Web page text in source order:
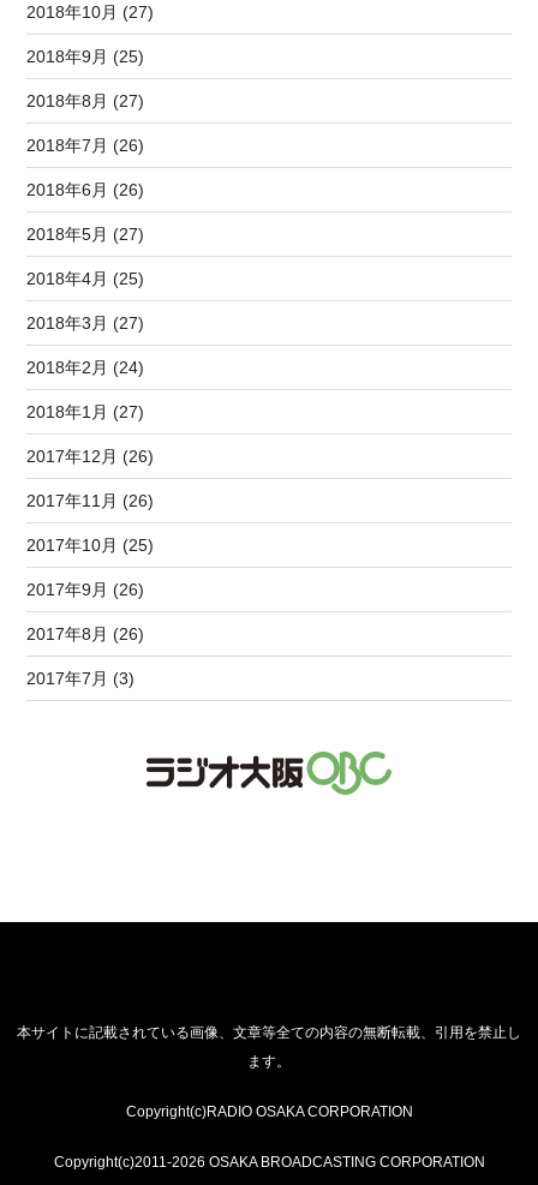
2018年10月 (27)
2018年9月 (25)
2018年8月 (27)
2018年7月 (26)
2018年6月 (26)
2018年5月 (27)
2018年4月 (25)
2018年3月 (27)
2018年2月 (24)
2018年1月 (27)
2017年12月 (26)
2017年11月 (26)
2017年10月 (25)
2017年9月 (26)
2017年8月 (26)
2017年7月 (3)
本サイトに記載されている画像、文章等全ての内容の無断転載、引用を禁止し
ます。
Copyright(c)RADIO OSAKA CORPORATION
Copyright(c)2011-2026 OSAKA BROADCASTING CORPORATION